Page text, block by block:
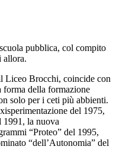
pubblica, col compito
allora.
Liceo Brocchi, coincide con
forma della formazione
solo per i ceti più abbienti.
del 1975,
la nuova
“Proteo” del 1995,
“dell’Autonomia” del